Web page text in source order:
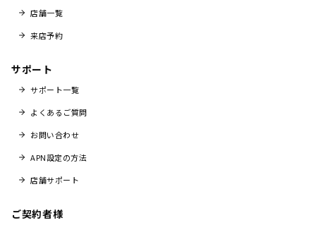
店舗一覧
来店予約
サポート
サポート一覧
よくあるご質問
お問い合わせ
APN設定の方法
店舗サポート
ご契約者様